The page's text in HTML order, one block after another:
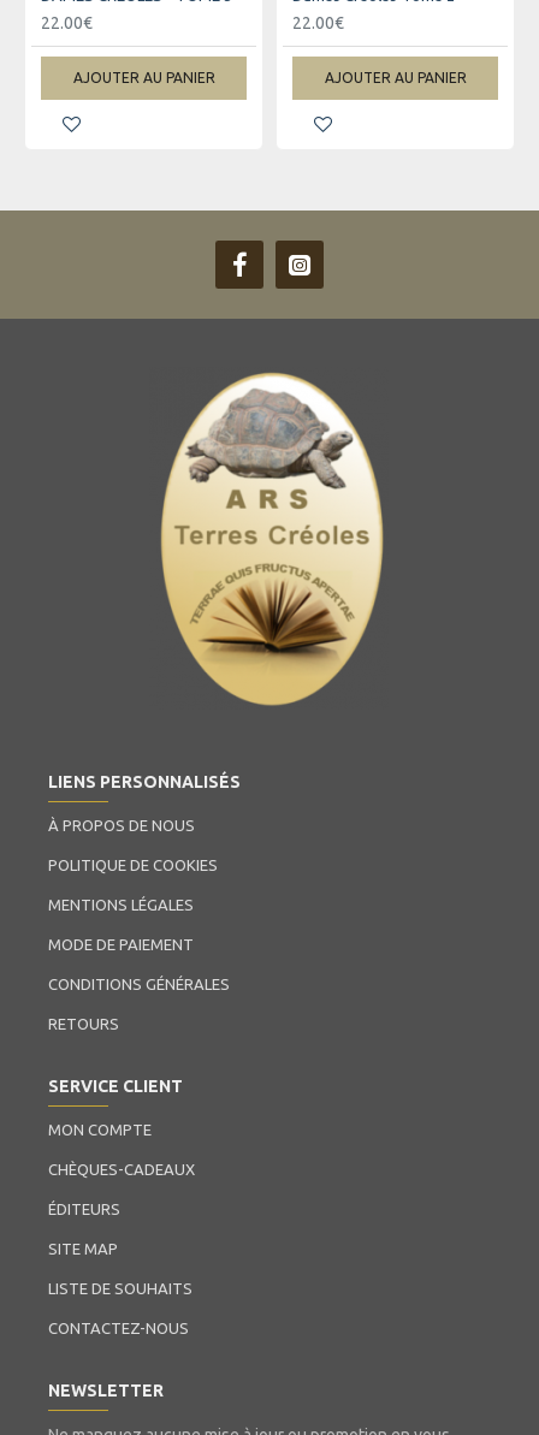
22.00€
AJOUTER AU PANIER
22.00€
AJOUTER AU PANIER
LIENS PERSONNALISÉS
À PROPOS DE NOUS
POLITIQUE DE COOKIES
MENTIONS LÉGALES
MODE DE PAIEMENT
CONDITIONS GÉNÉRALES
RETOURS
SERVICE CLIENT
MON COMPTE
CHÈQUES-CADEAUX
ÉDITEURS
SITE MAP
LISTE DE SOUHAITS
CONTACTEZ-NOUS
NEWSLETTER